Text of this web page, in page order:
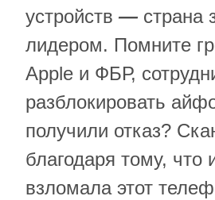
устройств — страна
лидером. Помните
Apple и ФБР,
разблокировать
получили отказ?
благодаря тому, что
взломала этот